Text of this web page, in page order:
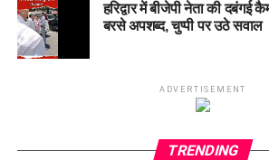
हरिद्वार में बीजेपी नेता की
बरसे अपशब्द, चुप्पी पर उठे सवाल
ADVERTISEMENT
TRENDING